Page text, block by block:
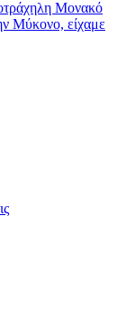
Μονακό
Μύκονο, είχαμε